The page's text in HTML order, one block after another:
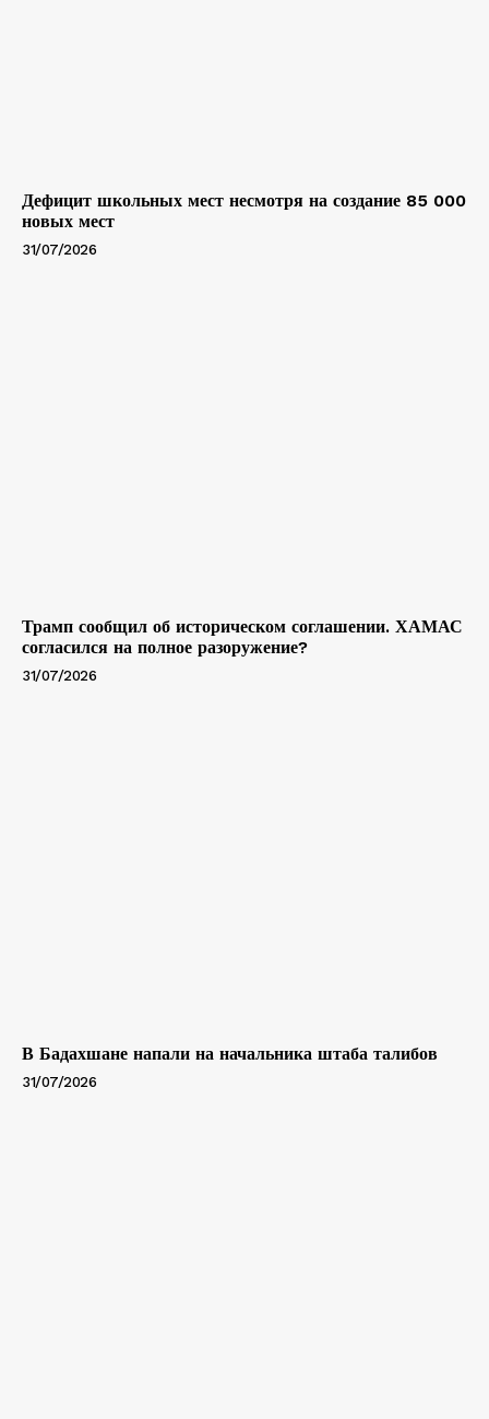
Дефицит школьных мест несмотря на создание 85 000
новых мест
31/07/2026
Трамп сообщил об историческом соглашении. ХАМАС
согласился на полное разоружение?
31/07/2026
В Бадахшане напали на начальника штаба талибов
31/07/2026